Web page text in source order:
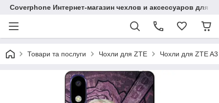
Coverphone Интернет-магазин чехлов и аксессуаров для
Товари та послуги Чохли для ZTE Чохли для ZTE